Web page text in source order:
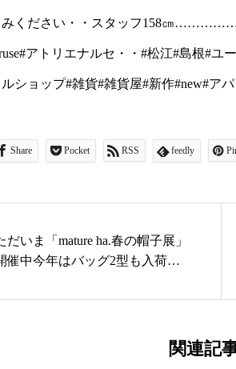
ウッド調の裾のカ
も形がかわいいバル
の靴下など「atelier
イルショップ#雑貨#
しみください・・スタッフ
アトリエナルセ・・#松江#島根#ユ
ショップ#雑貨#雑貨屋#新作#new#ア
Share Pocket RSS feedly
だいま「mature ha.春の帽子展」
催中今年はバッグ2型も入荷し
バッグpaper abaca braid bag small
と可愛い持ち手が革のハンドバッ
グpaper abaca braid bag small handle
関連記